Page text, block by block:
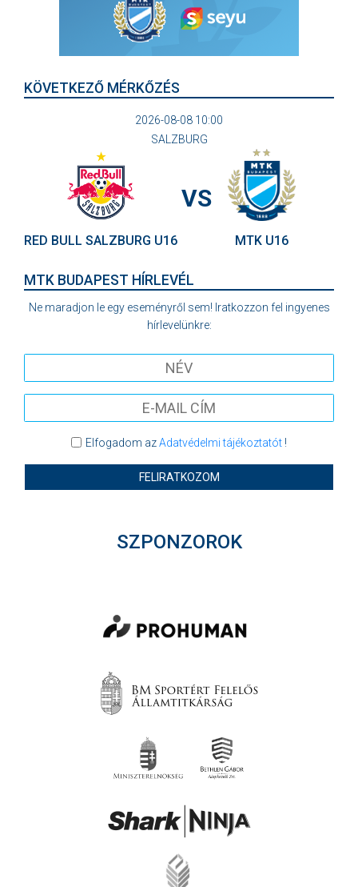
KÖVETKEZŐ MÉRKŐZÉS
2026-08-08 10:00
SALZBURG
RED BULL SALZBURG U16
VS
MTK U16
MTK BUDAPEST HÍRLEVÉL
Ne maradjon le egy eseményről sem! Iratkozzon fel ingyenes
hírlevelünkre:
Elfogadom azAdatvédelmi tájékoztatót!
FELIRATKOZOM
SZPONZOROK